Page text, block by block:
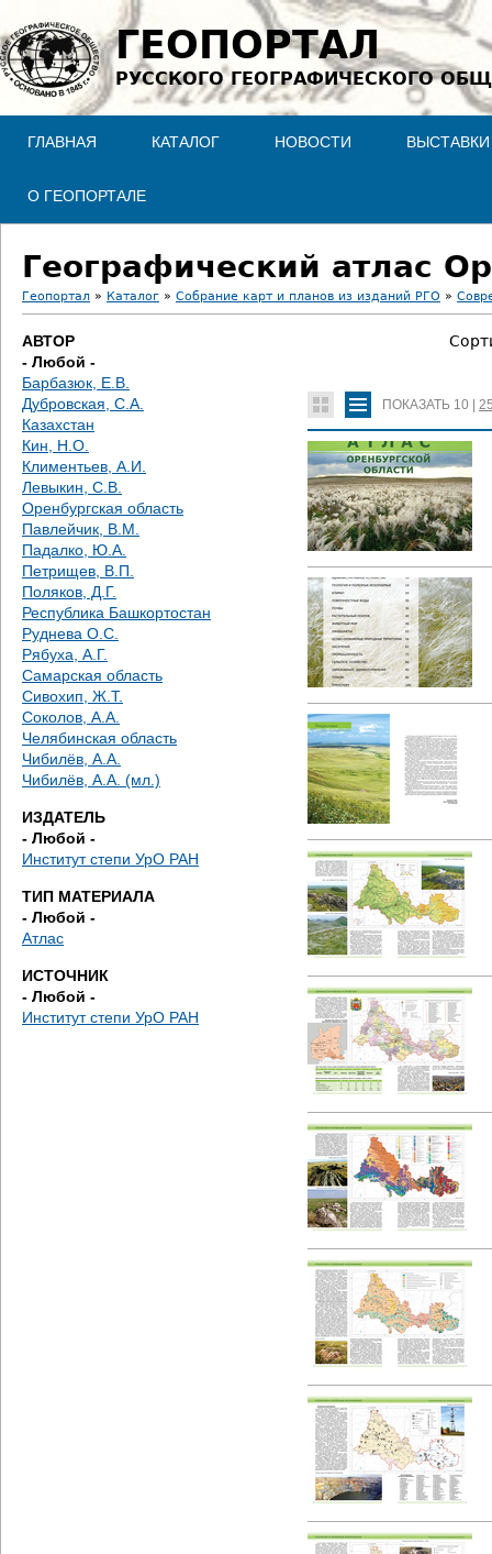
Jump to navigation
ГЕОПОРТАЛ
РУССКОГО ГЕОГРАФИЧЕСКОГО
ГЛАВНАЯ КАТАЛОГ НОВОСТИ ВЫСТАВКИ
О ГЕОПОРТАЛЕ
Географический атлас
В
ы
з
д
е
с
ь
Геопортал » Каталог » Собрание карт и планов из изданий РГО »
АВТОР
- Любой -
Барбазюк, Е.В.
Дубровская, С.А.
Казахстан
Кин, Н.О.
Климентьев, А.И.
Левыкин, С.В.
Оренбургская область
Павлейчик, В.М.
Падалко, Ю.А.
Петрищев, В.П.
Поляков, Д.Г.
Республика Башкортостан
Руднева О.С.
Рябуха, А.Г.
Самарская область
Сивохип, Ж.Т.
Соколов, А.А.
Челябинская область
Чибилёв, А.А.
Чибилёв, А.А. (мл.)
ИЗДАТЕЛЬ
- Любой -
Институт степи УрО РАН
ТИП МАТЕРИАЛА
- Любой -
Атлас
ИСТОЧНИК
- Любой -
Институт степи УрО РАН
ПОКАЗАТЬ 10